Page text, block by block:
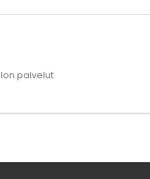
palvelut